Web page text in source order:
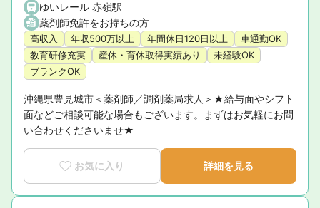
ゆいレール 赤嶺駅
薬剤師免許をお持ちの方
高収入 年収500万以上 年間休日120日以上
車通勤OK
教育研修充実
産休・育休取得実績あり
未経験OK
ブランクOK
沖縄県豊見城市＜薬剤師／調剤薬局求人＞★給与面やシフト
面などご相談可能な場合もございます。まずはお気軽にお問
い合わせくださいませ★
お気に入り 詳細を見る